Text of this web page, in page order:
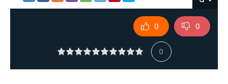
0
0 0